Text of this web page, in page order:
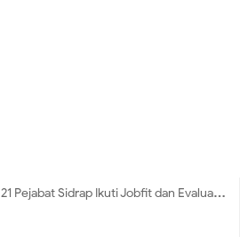
21 Pejabat Sidrap Ikuti Jobfit dan Evaluasi Jabatan di STIA-LAN Makassar